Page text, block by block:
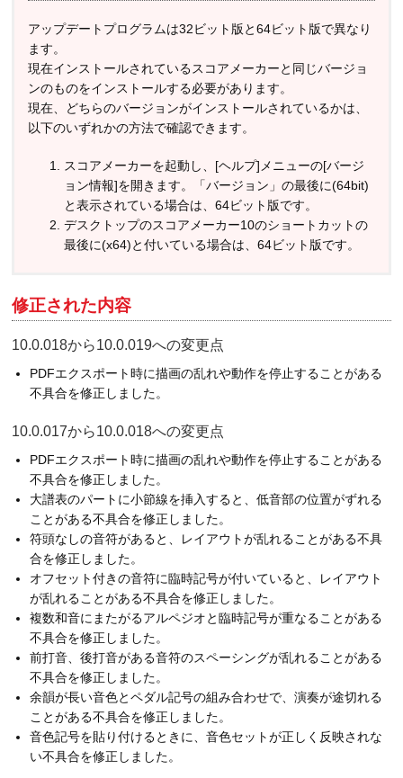
アップデートプログラムは32ビット版と64ビット版で異なり
ます。
現在インストールされているスコアメーカーと同じバージョ
ンのものをインストールする必要があります。
現在、どちらのバージョンがインストールされているかは、
以下のいずれかの方法で確認できます。
スコアメーカーを起動し、[ヘルプ]メニューの[バージ
ョン情報]を開きます。「バージョン」の最後に(64bit)
と表示されている場合は、64ビット版です。
デスクトップのスコアメーカー10のショートカットの
最後に(x64)と付いている場合は、64ビット版です。
修正された内容
10.0.018から10.0.019への変更点
PDFエクスポート時に描画の乱れや動作を停止することがある
不具合を修正しました。
10.0.017から10.0.018への変更点
PDFエクスポート時に描画の乱れや動作を停止することがある
不具合を修正しました。
大譜表のパートに小節線を挿入すると、低音部の位置がずれる
ことがある不具合を修正しました。
符頭なしの音符があると、レイアウトが乱れることがある不具
合を修正しました。
オフセット付きの音符に臨時記号が付いていると、レイアウト
が乱れることがある不具合を修正しました。
複数和音にまたがるアルペジオと臨時記号が重なることがある
不具合を修正しました。
前打音、後打音がある音符のスペーシングが乱れることがある
不具合を修正しました。
余韻が長い音色とペダル記号の組み合わせで、演奏が途切れる
ことがある不具合を修正しました。
音色記号を貼り付けるときに、音色セットが正しく反映されな
い不具合を修正しました。